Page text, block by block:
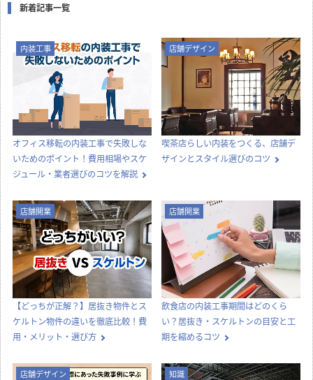
新着記事一覧
内装工事
オフィス移転の内装工事で失敗しな
いためのポイント！費用相場やスケ
ジュール・業者選びのコツを解説
店舗デザイン
喫茶店らしい内装をつくる、店舗デ
ザインとスタイル選びのコツ
店舗開業
【どっちが正解？】居抜き物件とス
ケルトン物件の違いを徹底比較！費
用・メリット・選び方
店舗開業
飲食店の内装工事期間はどのくら
い？居抜き・スケルトンの目安と工
期を縮めるコツ
店舗デザイン 知識